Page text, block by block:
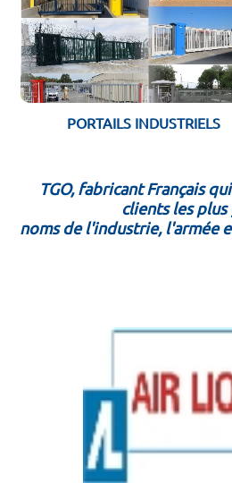
PORTAILS INDUSTRIELS
TGO, fabricant Français
clients les plus
noms de l'industrie, l'armée